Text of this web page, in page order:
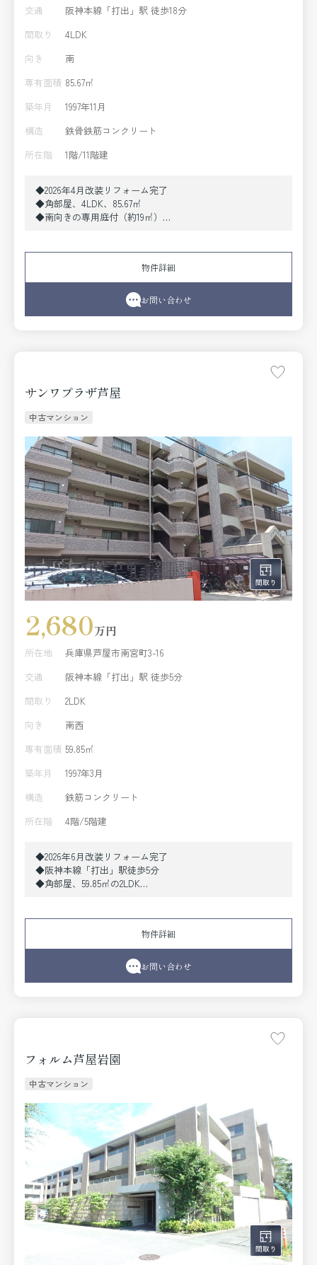
交通
阪神本線「打出」駅 徒歩18分
間取り
4LDK
向き
南
専有面積 85.67㎡
築年月
1997年11月
構造
鉄骨鉄筋コンクリート
所在階
1階/11階建
◆2026年4月改装リフォーム完了
◆角部屋、4LDK、85.67㎡
◆南向きの専用庭付（約19㎡）
◆南北両面バルコニー、陽当たり良好
物件詳細
お問い合わせ
サンワプラザ芦屋
中古マンション
2,680万円
所在地
兵庫県芦屋市南宮町3-16
交通
阪神本線「打出」駅 徒歩5分
間取り
2LDK
向き
南西
専有面積 59.85㎡
築年月
1997年3月
構造
鉄筋コンクリート
所在階
4階/5階建
◆2026年6月改装リフォーム完了
◆阪神本線「打出」駅徒歩5分
◆角部屋、59.85㎡の2LDK
物件詳細
お問い合わせ
フォルム芦屋岩園
中古マンション